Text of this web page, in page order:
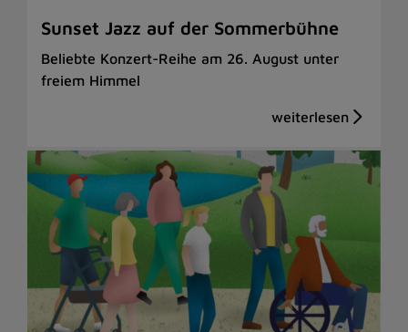
Sunset Jazz auf der Sommerbühne
Beliebte Konzert-Reihe am 26. August unter
freiem Himmel